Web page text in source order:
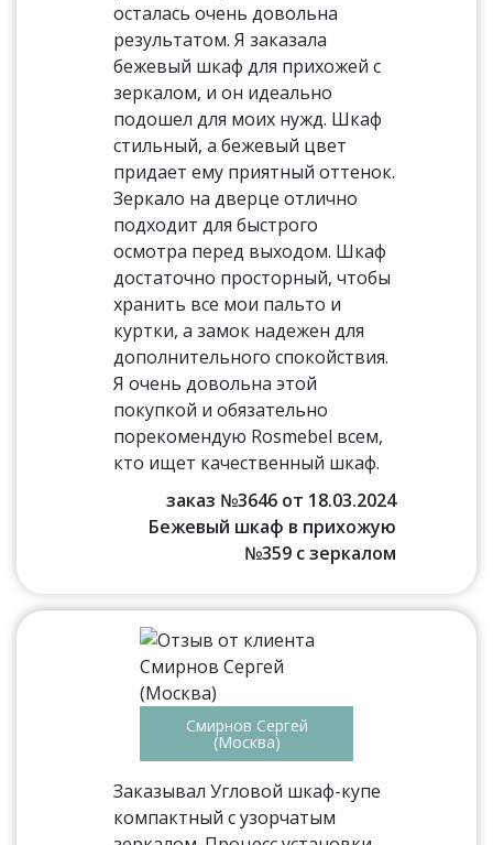
осталась очень довольна
результатом. Я заказала
бежевый шкаф для прихожей с
зеркалом, и он идеально
подошел для моих нужд. Шкаф
стильный, а бежевый цвет
придает ему приятный оттенок.
Зеркало на дверце отлично
подходит для быстрого
осмотра перед выходом. Шкаф
достаточно просторный, чтобы
хранить все мои пальто и
куртки, а замок надежен для
дополнительного спокойствия.
Я очень довольна этой
покупкой и обязательно
порекомендую Rosmebel всем,
кто ищет качественный шкаф.
заказ №3646 от 18.03.2024
Бежевый шкаф в прихожую
№359 с зеркалом
Смирнов Сергей
(Москва)
Заказывал Угловой шкаф-купе
компактный с узорчатым